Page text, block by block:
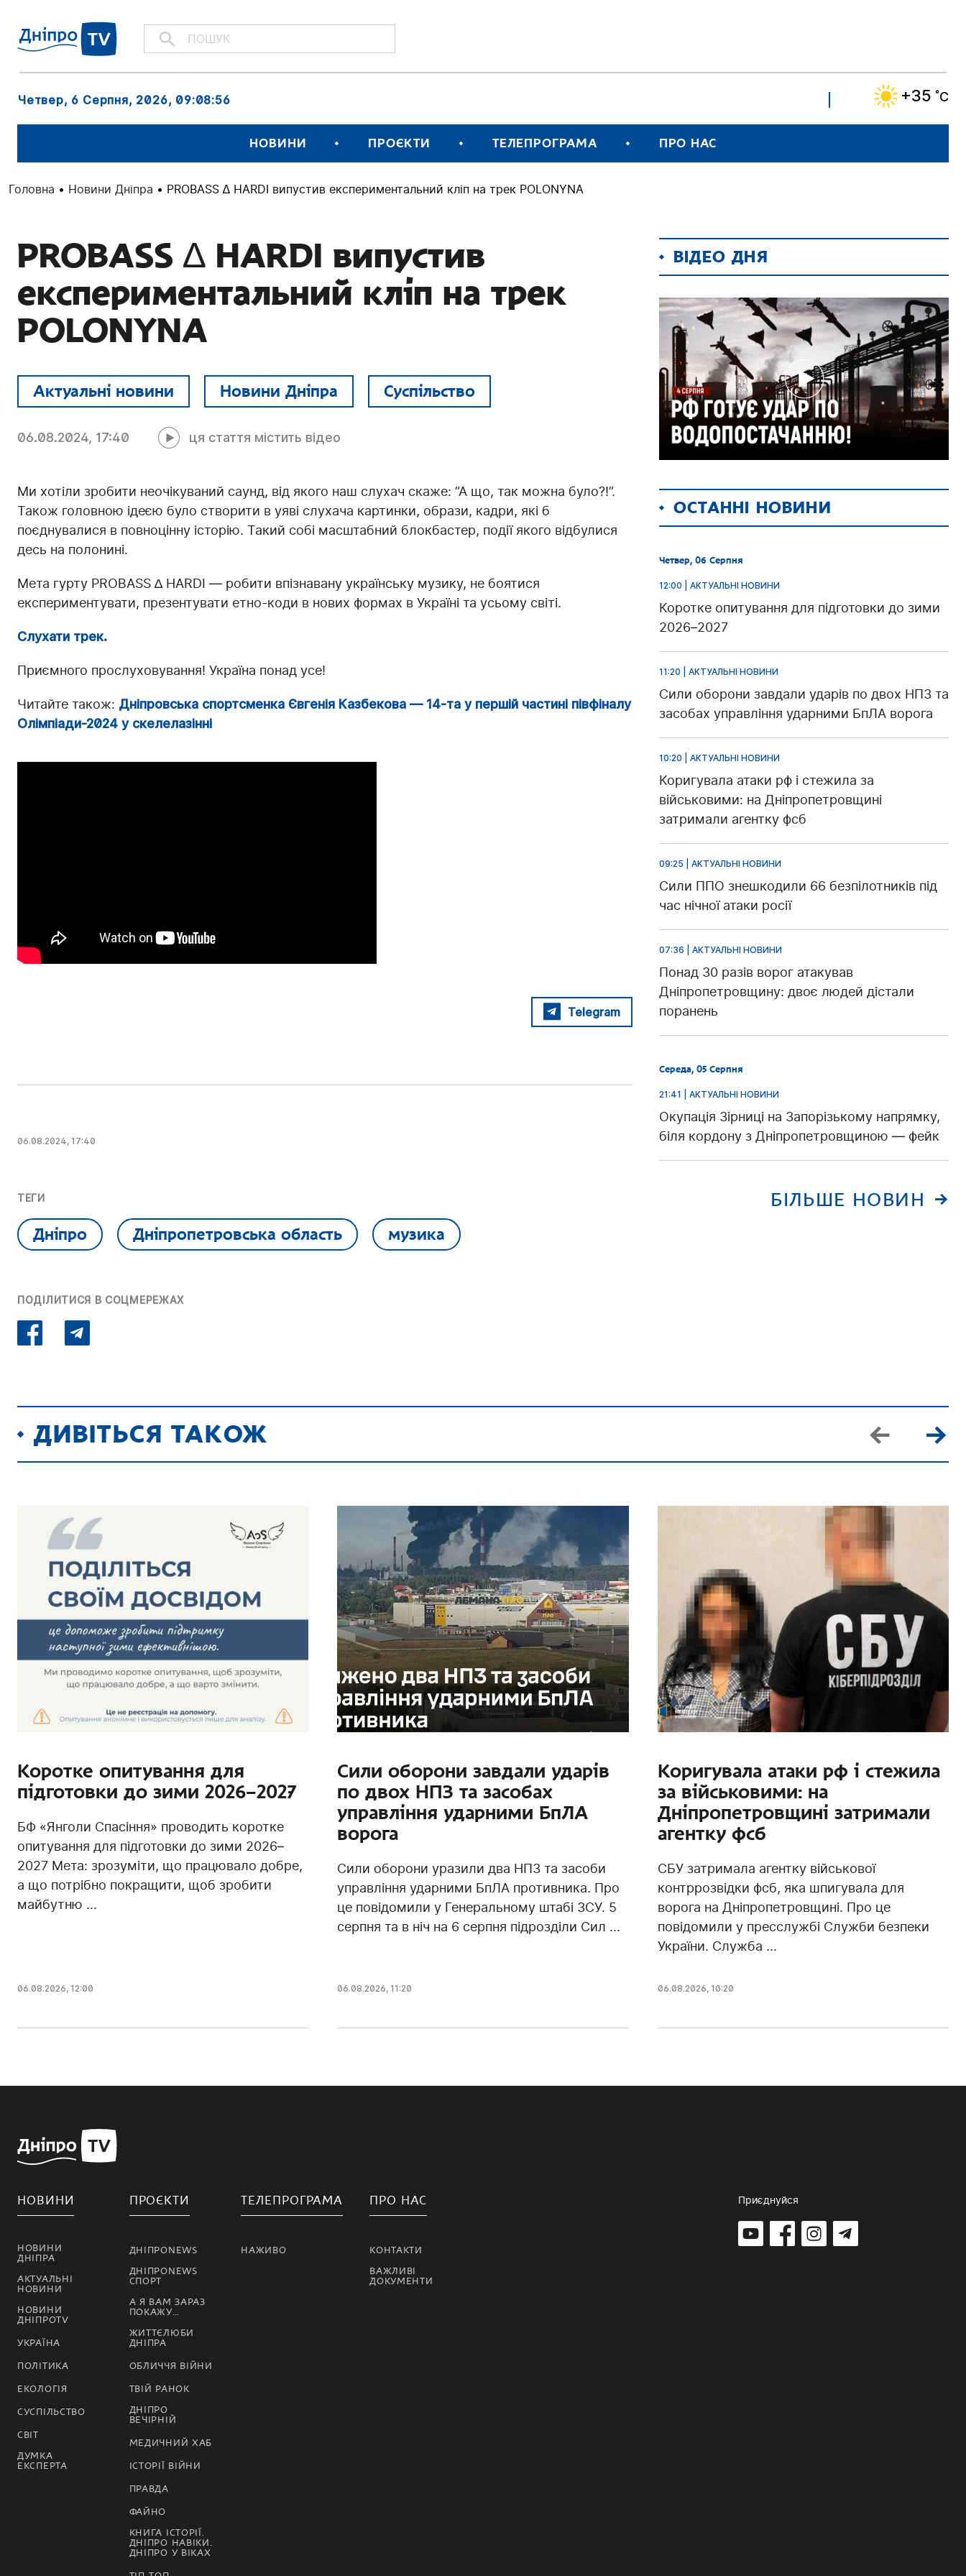
Четвер, 6 Серпня, 2026, 09:08:56 +35 ˚C
НОВИНИ ПРОЄКТИ ТЕЛЕПРОГРАМА ПРО НАС
Головна • Новини Дніпра • PROBASS ∆ HARDI випустив експериментальний кліп на трек POLONYNA
PROBASS ∆ HARDI випустив
експериментальний кліп на трек
POLONYNA
Актуальні новини Новини Дніпра Суспільство
06.08.2024, 17:40 ця стаття містить відео
Ми хотіли зробити неочікуваний саунд, від якого наш слухач скаже: “А що, так можна було?!”.
Також головною ідеєю було створити в уяві слухача картинки, образи, кадри, які б
поєднувалися в повноцінну історію. Такий собі масштабний блокбастер, події якого відбулися
десь на полонині.
Мета гурту PROBASS ∆ HARDI — робити впізнавану українську музику, не боятися
експериментувати, презентувати етно-коди в нових формах в Україні та усьому світі.
Слухати трек.
Приємного прослуховування! Україна понад усе!
Читайте також: Дніпровська спортсменка Євгенія Казбекова — 14-та у першій частині півфіналу
Олімпіади-2024 у скелелазінні
Telegram
06.08.2024, 17:40
ТЕГИ
Дніпро Дніпропетровська область музика
ПОДІЛИТИСЯ В СОЦМЕРЕЖАХ
ВІДЕО ДНЯ
ОСТАННІ НОВИНИ
Четвер, 06 Серпня
12:00 | АКТУАЛЬНІ НОВИНИ
Коротке опитування для підготовки до зими
2026–2027
11:20 | АКТУАЛЬНІ НОВИНИ
Сили оборони завдали ударів по двох НПЗ та
засобах управління ударними БпЛА ворога
10:20 | АКТУАЛЬНІ НОВИНИ
Коригувала атаки рф і стежила за
військовими: на Дніпропетровщині
затримали агентку фсб
09:25 | АКТУАЛЬНІ НОВИНИ
Сили ППО знешкодили 66 безпілотників під
час нічної атаки росії
07:36 | АКТУАЛЬНІ НОВИНИ
Понад 30 разів ворог атакував
Дніпропетровщину: двоє людей дістали
поранень
Середа, 05 Серпня
21:41 | АКТУАЛЬНІ НОВИНИ
Окупація Зірниці на Запорізькому напрямку,
біля кордону з Дніпропетровщиною — фейк
БІЛЬШЕ НОВИН
ДИВІТЬСЯ ТАКОЖ
Коротке опитування для
підготовки до зими 2026–2027
БФ «Янголи Спасіння» проводить коротке
опитування для підготовки до зими 2026–
2027 Мета: зрозуміти, що працювало добре,
а що потрібно покращити, щоб зробити
майбутню ...
06.08.2026, 12:00
Сили оборони завдали ударів
по двох НПЗ та засобах
управління ударними БпЛА
ворога
Сили оборони уразили два НПЗ та засоби
управління ударними БпЛА противника. Про
це повідомили у Генеральному штабі ЗСУ. 5
серпня та в ніч на 6 серпня підрозділи Сил ...
06.08.2026, 11:20
Коригувала атаки рф і стежила
за військовими: на
Дніпропетровщині затримали
агентку фсб
СБУ затримала агентку військової
контррозвідки фсб, яка шпигувала для
ворога на Дніпропетровщині. Про це
повідомили у пресслужбі Служби безпеки
України. Служба ...
06.08.2026, 10:20
НОВИНИ
НОВИНИ
ДНІПРА
АКТУАЛЬНІ
НОВИНИ
НОВИНИ
ДНІПРОTV
УКРАЇНА
ПОЛІТИКА
ЕКОЛОГІЯ
СУСПІЛЬСТВО
СВІТ
ДУМКА
ЕКСПЕРТА
ПРОЄКТИ
ДНІПРОNEWS
ДНІПРОNEWS
СПОРТ
А Я ВАМ ЗАРАЗ
ПОКАЖУ…
ЖИТТЄЛЮБИ
ДНІПРА
ОБЛИЧЧЯ ВІЙНИ
ТВІЙ РАНОК
ДНІПРО
ВЕЧІРНІЙ
МЕДИЧНИЙ ХАБ
ІСТОРІЇ ВІЙНИ
ПРАВДА
ФАЙНО
КНИГА ІСТОРІЇ.
ДНІПРО НАВІКИ.
ДНІПРО У ВІКАХ
ТЕЛЕПРОГРАМА
НАЖИВО
ПРО НАС
КОНТАКТИ
ВАЖЛИВІ
ДОКУМЕНТИ
Приєднуйся